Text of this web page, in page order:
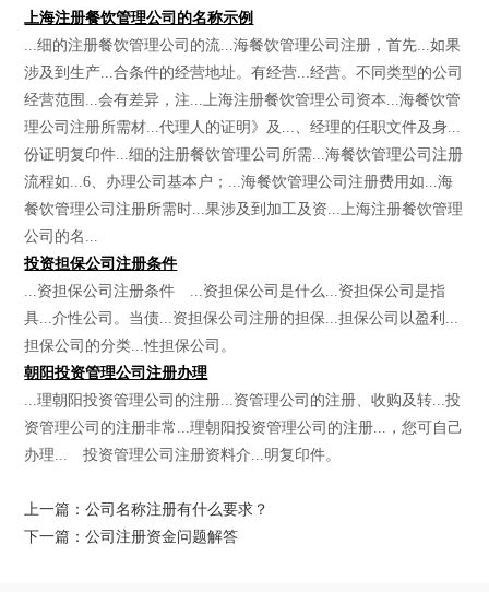
上海注册餐饮管理公司的名称示例
...细的注册餐饮管理公司的流...海餐饮管理公司注册，首先...如果
涉及到生产...合条件的经营地址。有经营...经营。不同类型的公司
经营范围...会有差异，注...上海注册餐饮管理公司资本...海餐饮管
理公司注册所需材...代理人的证明》及...、经理的任职文件及身...
份证明复印件...细的注册餐饮管理公司所需...海餐饮管理公司注册
流程如...6、办理公司基本户；...海餐饮管理公司注册费用如...海
餐饮管理公司注册所需时...果涉及到加工及资...上海注册餐饮管理
公司的名...
投资担保公司注册条件
...资担保公司注册条件 ...资担保公司是什么...资担保公司是指
具...介性公司。当债...资担保公司注册的担保...担保公司以盈利...
担保公司的分类...性担保公司。
朝阳投资管理公司注册办理
...理朝阳投资管理公司的注册...资管理公司的注册、收购及转...投
资管理公司的注册非常...理朝阳投资管理公司的注册...，您可自己
办理... 投资管理公司注册资料介...明复印件。
上一篇：公司名称注册有什么要求？
下一篇：公司注册资金问题解答